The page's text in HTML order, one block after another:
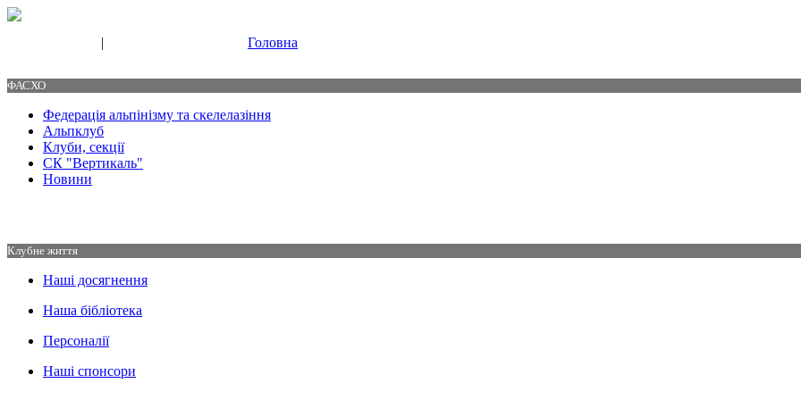
| Головна
ФАСХО
Федерація альпінізму та скелелазіння
Альпклуб
Клуби, секції
СК "Вертикаль"
Новини
Клубне життя
Наші досягнення
Наша бібліотека
Персоналії
Наші спонсори